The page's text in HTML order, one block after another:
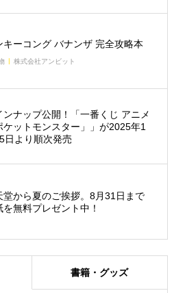
キーコング バナンザ 完全攻略本
株式会社アンビット
ンナップ公開！「一番くじ アニメ
ケットモンスター」」が2025年1
日より順次発売
堂から夏のご挨拶。8月31日まで
を無料プレゼント中！
書籍・グッズ